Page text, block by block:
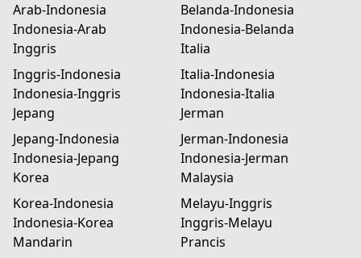
Arab-Indonesia
Indonesia-Arab
Belanda-Indonesia
Indonesia-Belanda
Inggris
Inggris-Indonesia
Indonesia-Inggris
Italia
Italia-Indonesia
Indonesia-Italia
Jepang
Jepang-Indonesia
Indonesia-Jepang
Jerman
Jerman-Indonesia
Indonesia-Jerman
Korea
Korea-Indonesia
Indonesia-Korea
Malaysia
Melayu-Inggris
Inggris-Melayu
Mandarin
Prancis